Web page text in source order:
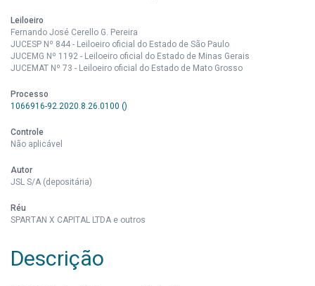
Leiloeiro
Fernando José Cerello G. Pereira
JUCESP Nº 844 - Leiloeiro oficial do Estado de São Paulo
JUCEMG Nº 1192 - Leiloeiro oficial do Estado de Minas Gerais
JUCEMAT Nº 73 - Leiloeiro oficial do Estado de Mato Grosso
Processo
1066916-92.2020.8.26.0100 ()
Controle
Não aplicável
Autor
JSL S/A (depositária)
Réu
SPARTAN X CAPITAL LTDA e outros
Descrição